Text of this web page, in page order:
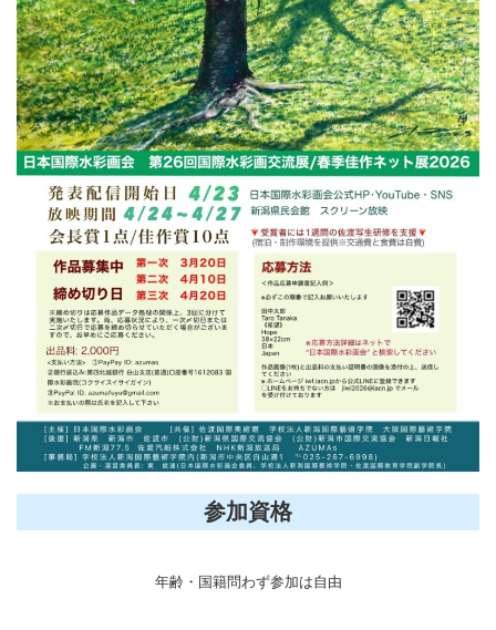
参加資格
年齢・国籍問わず参加は自由